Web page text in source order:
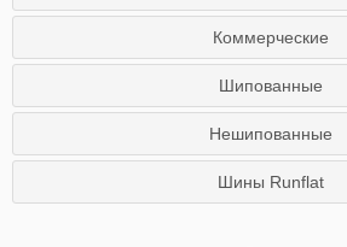
Коммерческие
Шипованные
Нешипованные
Шины Runflat